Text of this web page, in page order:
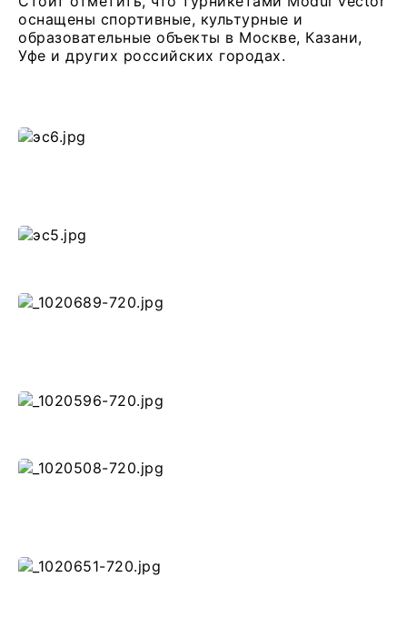
оснащены спортивные, культурные и
образовательные объекты в Москве, Казани,
Уфе и других российских городах.